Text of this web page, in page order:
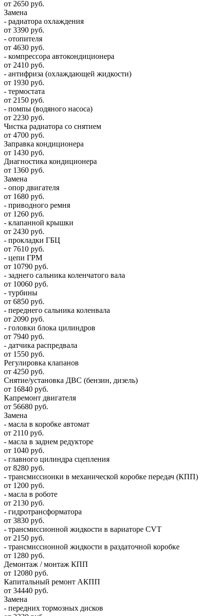
от 2650 руб.
Замена
- радиатора охлаждения
от 3390 руб.
- отопителя
от 4630 руб.
- компрессора автокондиционера
от 2410 руб.
- антифриза (охлаждающей жидкости)
от 1930 руб.
- термостата
от 2150 руб.
- помпы (водяного насоса)
от 2230 руб.
Чистка радиатора со снятием
от 4700 руб.
Заправка кондиционера
от 1430 руб.
Диагностика кондиционера
от 1360 руб.
Замена
- опор двигателя
от 1680 руб.
- приводного ремня
от 1260 руб.
- клапанной крышки
от 2430 руб.
- прокладки ГБЦ
от 7610 руб.
- цепи ГРМ
от 10790 руб.
- заднего сальника коленчатого вала
от 10060 руб.
- турбины
от 6850 руб.
- переднего сальника коленвала
от 2090 руб.
- головки блока цилиндров
от 7940 руб.
- датчика распредвала
от 1550 руб.
Регулировка клапанов
от 4250 руб.
Снятие/установка ДВС (бензин, дизель)
от 16840 руб.
Капремонт двигателя
от 56680 руб.
Замена
- масла в коробке автомат
от 2110 руб.
- масла в заднем редукторе
от 1040 руб.
- главного цилиндра сцепления
от 8280 руб.
- трансмиссионки в механической коробке передач (КПП)
от 1200 руб.
- масла в роботе
от 2130 руб.
- гидротрансформатора
от 3830 руб.
- трансмиссионной жидкости в вариаторе CVT
от 2150 руб.
- трансмиссионной жидкости в раздаточной коробке
от 1280 руб.
Демонтаж / монтаж КПП
от 12080 руб.
Капитальный ремонт АКПП
от 34440 руб.
Замена
- передних тормозных дисков